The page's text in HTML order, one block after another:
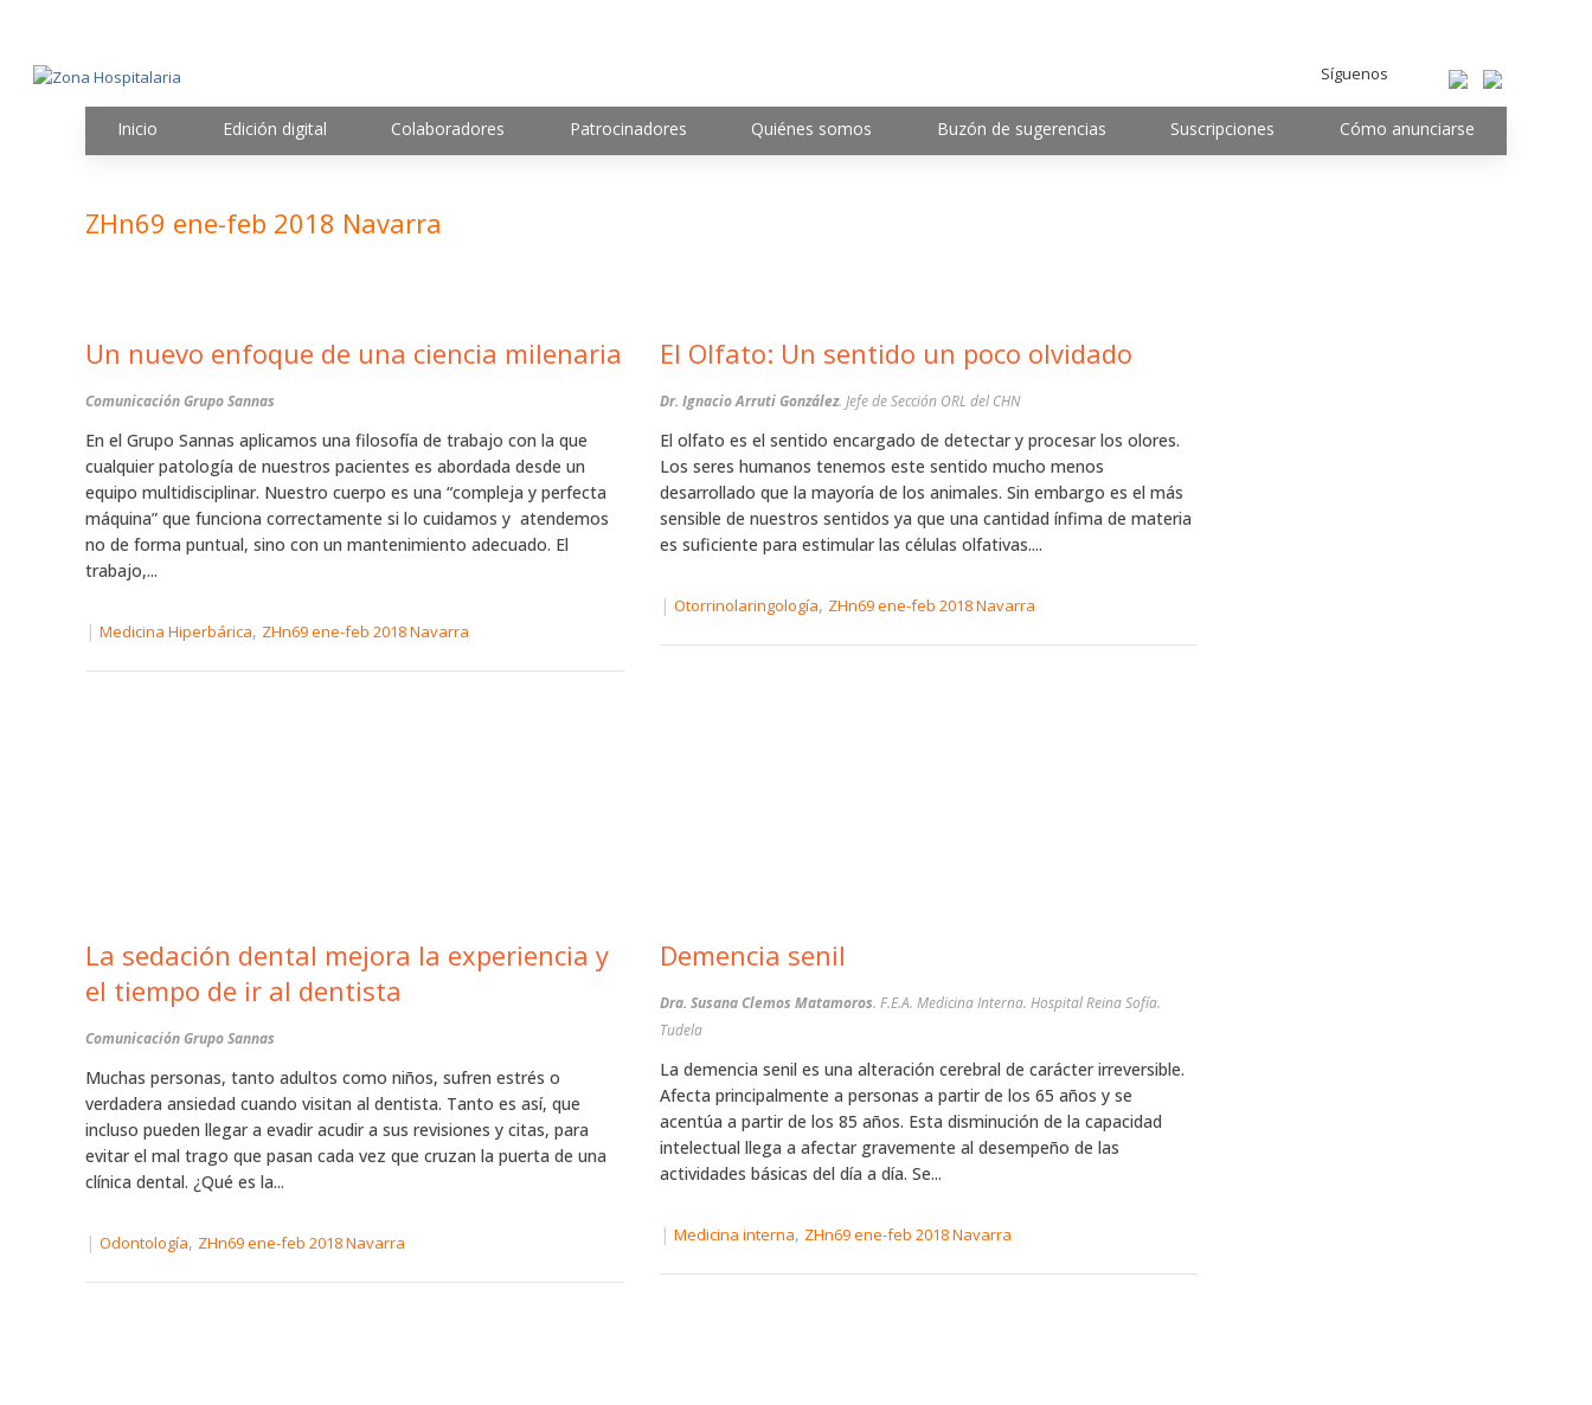
Síguenos
Inicio Edición digital Colaboradores Patrocinadores Quiénes somos Buzón de sugerencias Suscripciones Cómo anunciarse
ZHn69 ene-feb 2018 Navarra
Un nuevo enfoque de una ciencia milenaria
Comunicación Grupo Sannas
En el Grupo Sannas aplicamos una filosofía de trabajo con la que
cualquier patología de nuestros pacientes es abordada desde un
equipo multidisciplinar. Nuestro cuerpo es una “compleja y perfecta
máquina” que funciona correctamente si lo cuidamos y atendemos
no de forma puntual, sino con un mantenimiento adecuado. El
trabajo,...
| Medicina Hiperbárica, ZHn69 ene-feb 2018 Navarra
La sedación dental mejora la experiencia y
el tiempo de ir al dentista
Comunicación Grupo Sannas
Muchas personas, tanto adultos como niños, sufren estrés o
verdadera ansiedad cuando visitan al dentista. Tanto es así, que
incluso pueden llegar a evadir acudir a sus revisiones y citas, para
evitar el mal trago que pasan cada vez que cruzan la puerta de una
clínica dental. ¿Qué es la...
| Odontología, ZHn69 ene-feb 2018 Navarra
El Olfato: Un sentido un poco olvidado
Dr. Ignacio Arruti González. Jefe de Sección ORL del CHN
El olfato es el sentido encargado de detectar y procesar los olores.
Los seres humanos tenemos este sentido mucho menos
desarrollado que la mayoría de los animales. Sin embargo es el más
sensible de nuestros sentidos ya que una cantidad ínfima de materia
es suficiente para estimular las células olfativas....
| Otorrinolaringología, ZHn69 ene-feb 2018 Navarra
Demencia senil
Dra. Susana Clemos Matamoros. F.E.A. Medicina Interna. Hospital Reina Sofía.
Tudela
La demencia senil es una alteración cerebral de carácter irreversible.
Afecta principalmente a personas a partir de los 65 años y se
acentúa a partir de los 85 años. Esta disminución de la capacidad
intelectual llega a afectar gravemente al desempeño de las
actividades básicas del día a día. Se...
| Medicina interna, ZHn69 ene-feb 2018 Navarra